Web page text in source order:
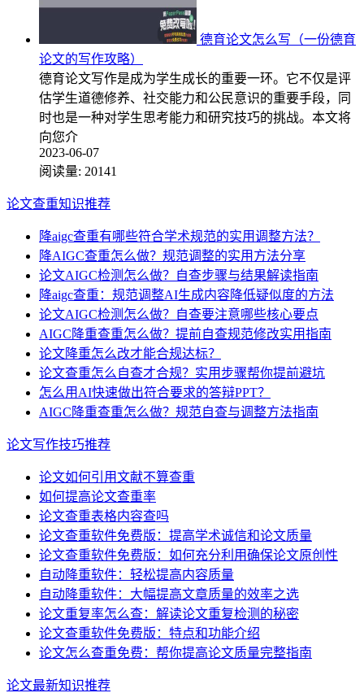
德育论文怎么写（一份德育
论文的写作攻略）
德育论文写作是成为学生成长的重要一环。它不仅是评
估学生道德修养、社交能力和公民意识的重要手段，同
时也是一种对学生思考能力和研究技巧的挑战。本文将
向您介
2023-06-07
阅读量: 20141
论文查重知识推荐
降aigc查重有哪些符合学术规范的实用调整方法？
降AIGC查重怎么做？规范调整的实用方法分享
论文AIGC检测怎么做？自查步骤与结果解读指南
降aigc查重：规范调整AI生成内容降低疑似度的方法
论文AIGC检测怎么做？自查要注意哪些核心要点
AIGC降重查重怎么做？提前自查规范修改实用指南
论文降重怎么改才能合规达标？
论文查重怎么自查才合规？实用步骤帮你提前避坑
怎么用AI快速做出符合要求的答辩PPT？
AIGC降重查重怎么做？规范自查与调整方法指南
论文写作技巧推荐
论文如何引用文献不算查重
如何提高论文查重率
论文查重表格内容查吗
论文查重软件免费版：提高学术诚信和论文质量
论文查重软件免费版：如何充分利用确保论文原创性
自动降重软件：轻松提高内容质量
自动降重软件：大幅提高文章质量的效率之选
论文重复率怎么查：解读论文重复检测的秘密
论文查重软件免费版：特点和功能介绍
论文怎么查重免费：帮你提高论文质量完整指南
论文最新知识推荐